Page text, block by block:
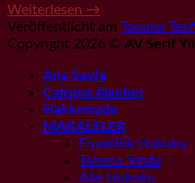
Weiterlesen →
Veröffentlicht am Tanıma
Copyright 2026 © AV Serif
Ana Sayfa
Çalışma Alanları
Hakkımızda
MAKALELER
Emeklilik Hukuku
Tanıma Tenfiz
Aile Hukuku